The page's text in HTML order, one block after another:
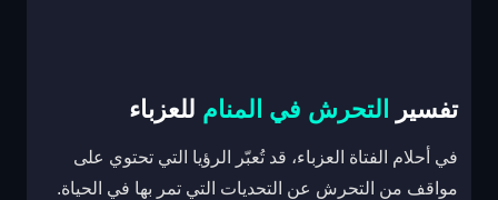
تفسير التحرش في المنام للعزباء
في أحلام الفتاة العزباء، قد تُعبّر الرؤيا التي تحتوي على
مواقف من التحرش عن التحديات التي تمر بها في الحياة.